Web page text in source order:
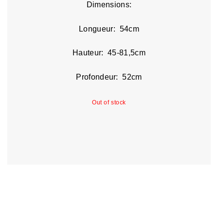
Dimensions:
Longueur: 54cm
Hauteur: 45-81,5cm
Profondeur: 52cm
Out of stock